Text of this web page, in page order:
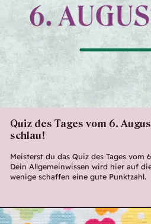
Quiz des Tages vom 6.
schlau!
Meisterst du das Quiz des Tages vom
Dein Allgemeinwissen wird hier auf
wenige schaffen eine gute Punktzahl.